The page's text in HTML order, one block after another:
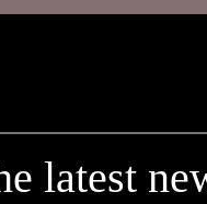
latest